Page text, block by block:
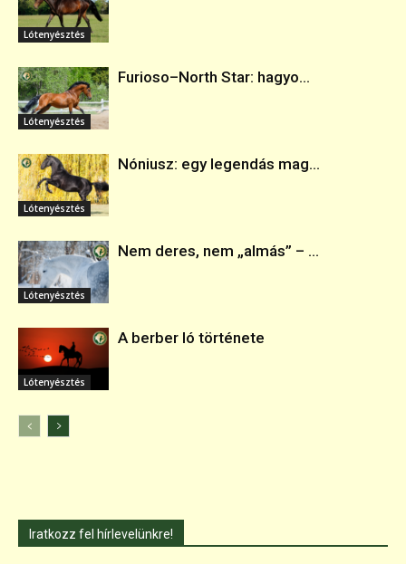
Lótenyésztés
Lótenyésztés
Furioso–North Star: hagyo...
Lótenyésztés
Nóniusz: egy legendás mag...
Lótenyésztés
Nem deres, nem „almás” – ...
Lótenyésztés
A berber ló története
Iratkozz fel hírlevelünkre!